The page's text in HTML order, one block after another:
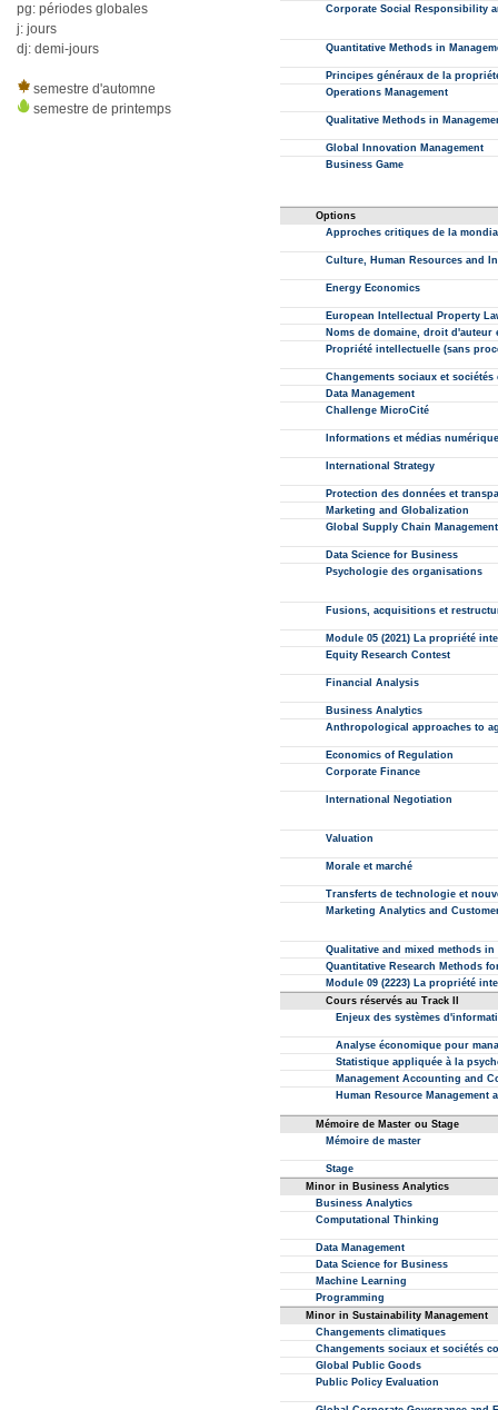
pg: périodes globales
j: jours
dj: demi-jours
semestre d'automne
semestre de printemps